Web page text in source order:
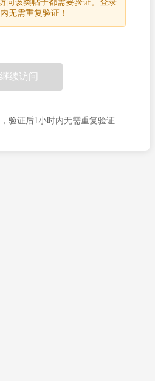
问该类帖子都需要验证。登录
无需重复验证！
继续访问
，验证后1小时内无需重复验证